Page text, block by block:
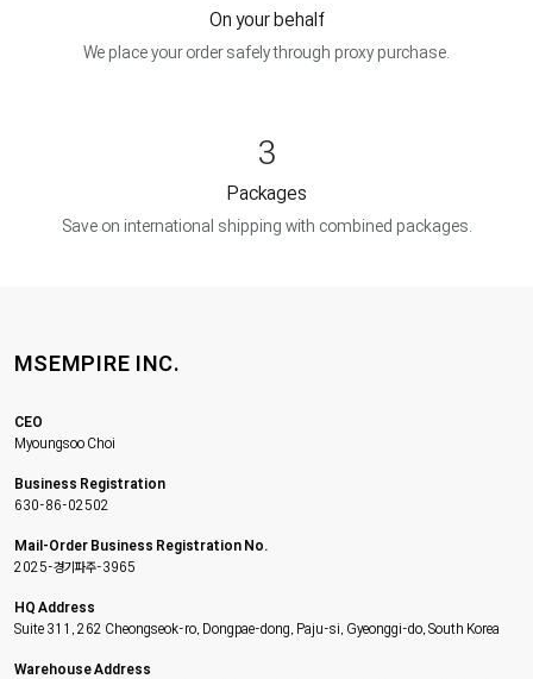
On your behalf
We place your order safely through proxy purchase.
3
Packages
Save on international shipping with combined packages.
MSEMPIRE INC.
CEO
Myoungsoo Choi
Business Registration
630-86-02502
Mail-Order Business Registration No.
2025-경기파주-3965
HQ Address
Suite 311, 262 Cheongseok-ro, Dongpae-dong, Paju-si, Gyeonggi-do, South Korea
Warehouse Address